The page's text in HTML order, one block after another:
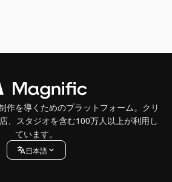
作を導くためのプラットフォーム。クリ
、スタジオを含む100万人以上が利用し
ています。
日本語